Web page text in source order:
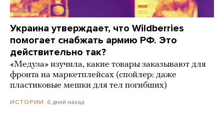
Украина утверждает, что Wildberries
помогает снабжать армию РФ. Это
действительно так?
«Медуза» изучила, какие товары заказывают для
фронта на маркетплейсах (спойлер: даже
пластиковые мешки для тел погибших)
ИСТОРИИ 6 дней назад